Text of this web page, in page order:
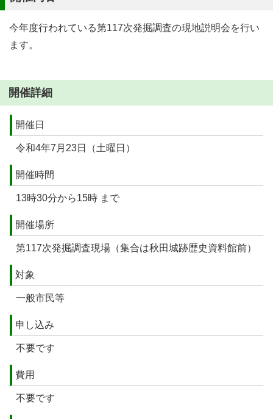
今年度行われている第117次発掘調査の現地説明会を行い
ます。
開催詳細
開催日
令和4年7月23日（土曜日）
開催時間
13時30分から15時 まで
開催場所
第117次発掘調査現場（集合は秋田城跡歴史資料館前）
対象
一般市民等
申し込み
不要です
費用
不要です